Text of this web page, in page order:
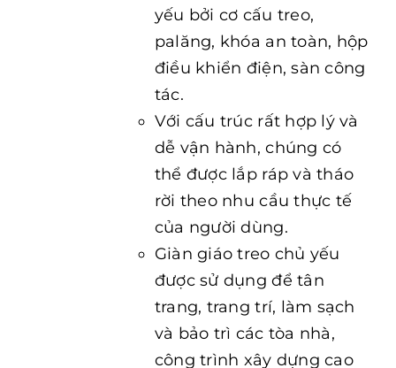
yếu bởi cơ cấu treo,
palăng, khóa an toàn, hộp
điều khiển điện, sàn công
tác.
Với cấu trúc rất hợp lý và
dễ vận hành, chúng có
thể được lắp ráp và tháo
rời theo nhu cầu thực tế
của người dùng.
Giàn giáo treo chủ yếu
được sử dụng để tân
trang, trang trí, làm sạch
và bảo trì các tòa nhà,
công trình xây dựng cao